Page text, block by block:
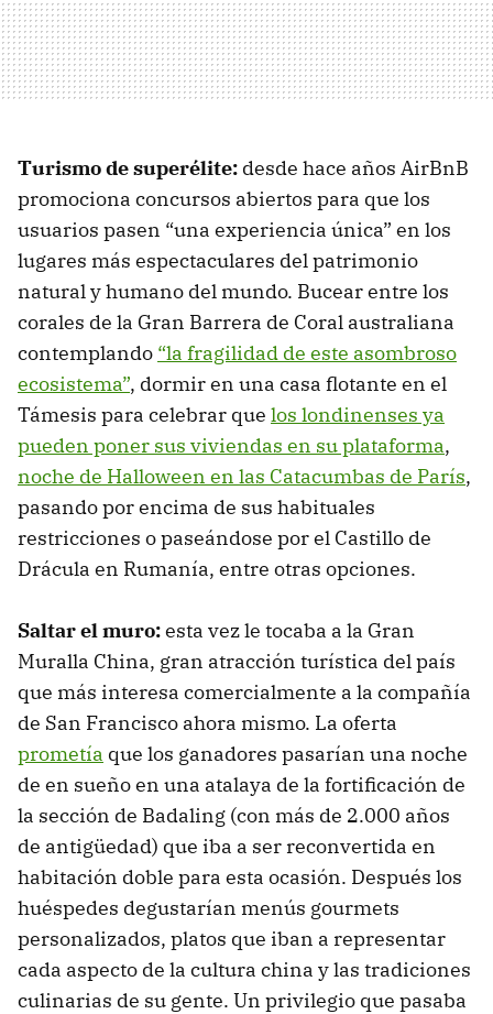
Turismo de superélite: desde hace años AirBnB
promociona concursos abiertos para que los
usuarios pasen “una experiencia única” en los
lugares más espectaculares del patrimonio
natural y humano del mundo. Bucear entre los
corales de la Gran Barrera de Coral australiana
contemplando “la fragilidad de este asombroso
ecosistema”, dormir en una casa flotante en el
Támesis para celebrar que los londinenses ya
pueden poner sus viviendas en su plataforma,
noche de Halloween en las Catacumbas de París,
pasando por encima de sus habituales
restricciones o paseándose por el Castillo de
Drácula en Rumanía, entre otras opciones.
Saltar el muro:esta vez le tocaba a la Gran
Muralla China, gran atracción turística del país
que más interesa comercialmente a la compañía
de San Francisco ahora mismo. La oferta
prometía que los ganadores pasarían una noche
de en sueño en una atalaya de la fortificación de
la sección de Badaling (con más de 2.000 años
de antigüedad) que iba a ser reconvertida en
habitación doble para esta ocasión. Después los
huéspedes degustarían menús gourmets
personalizados, platos que iban a representar
cada aspecto de la cultura china y las tradiciones
culinarias de su gente. Un privilegio que pasaba